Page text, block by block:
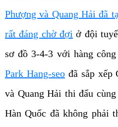
Phượng và Quang Hải đã
rất đáng chờ đợi ở đội
sơ đồ 3-4-3 với hàng
Park Hang-seođã sắp xếp
và Quang Hải thi đấu
Hàn Quốc đã không phải